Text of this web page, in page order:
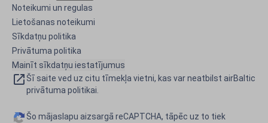
Noteikumi un regulas
Lietošanas noteikumi
Sīkdatņu politika
Privātuma politika
Mainīt sīkdatņu iestatījumus
Šī saite ved uz citu tīmekļa vietni, kas var neatbilst airBaltic
privātuma politikai.
Šo mājaslapu aizsargā reCAPTCHA, tāpēc uz to tiek